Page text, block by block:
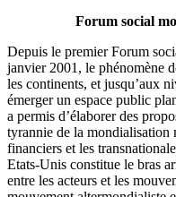
Forum social
Depuis le premier Forum
janvier 2001, le phénomène
les continents, et jusqu’aux
émerger un espace public
a permis d’élaborer des
tyrannie de la mondialisation
financiers et les
Etats-Unis constitue le bras
entre les acteurs et les